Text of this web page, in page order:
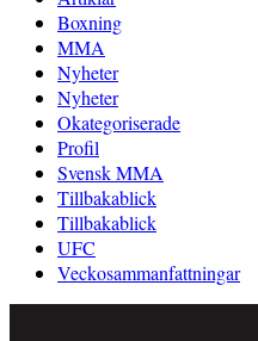
Boxning
MMA
Nyheter
Nyheter
Okategoriserade
Profil
Svensk MMA
Tillbakablick
Tillbakablick
UFC
Veckosammanfattningar